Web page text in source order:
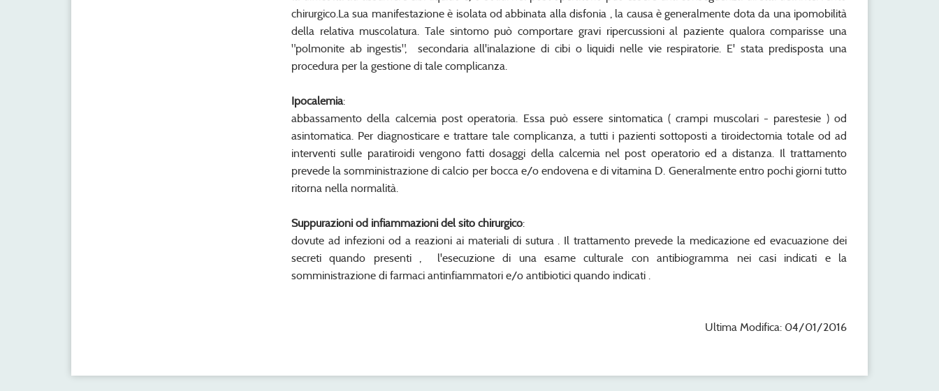
chirurgico.La sua manifestazione è isolata od abbinata alla disfonia , la causa è generalmente dota da una ipomobilità
della relativa muscolatura. Tale sintomo può comportare gravi ripercussioni al paziente qualora comparisse una
"polmonite ab ingestis", secondaria all'inalazione di cibi o liquidi nelle vie respiratorie. E' stata predisposta una
procedura per la gestione di tale complicanza.
Ipocalemia:
abbassamento della calcemia post operatoria. Essa può essere sintomatica ( crampi muscolari - parestesie ) od
asintomatica. Per diagnosticare e trattare tale complicanza, a tutti i pazienti sottoposti a tiroidectomia totale od ad
interventi sulle paratiroidi vengono fatti dosaggi della calcemia nel post operatorio ed a distanza. Il trattamento
prevede la somministrazione di calcio per bocca e/o endovena e di vitamina D. Generalmente entro pochi giorni tutto
ritorna nella normalità.
Suppurazioni od infiammazioni del sito chirurgico:
dovute ad infezioni od a reazioni ai materiali di sutura . Il trattamento prevede la medicazione ed evacuazione dei
secreti quando presenti , l'esecuzione di una esame culturale con antibiogramma nei casi indicati e la
somministrazione di farmaci antinfiammatori e/o antibiotici quando indicati .
Ultima Modifica: 04/01/2016